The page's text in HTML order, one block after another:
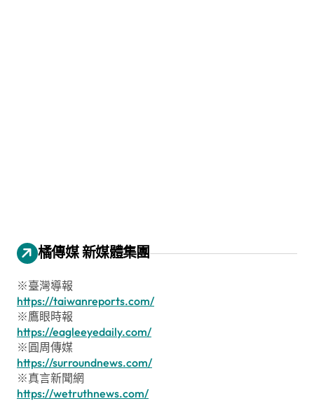
橘傳媒 新媒體集團
※臺灣導報
https://taiwanreports.com/
※鷹眼時報
https://eagleeyedaily.com/
※圓周傳媒
https://surroundnews.com/
※真言新聞網
https://wetruthnews.com/